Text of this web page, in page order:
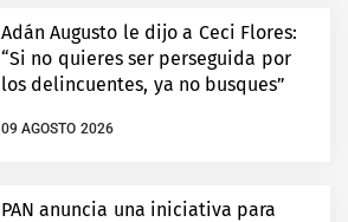
Adán Augusto le dijo a Ceci Flores:
“Si no quieres ser perseguida por
los delincuentes, ya no busques”
09 AGOSTO 2026
PAN anuncia una iniciativa para